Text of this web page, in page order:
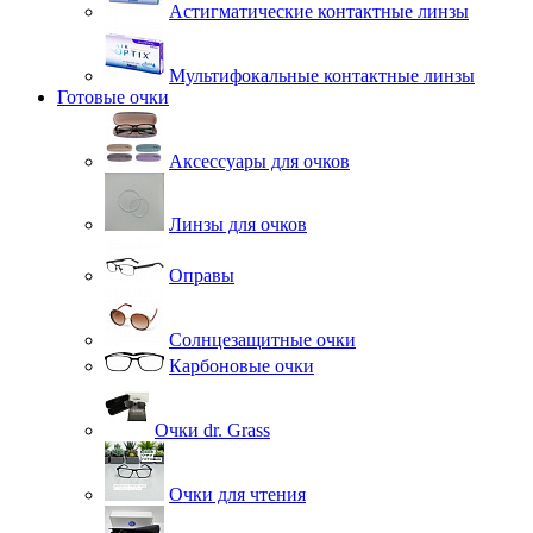
Астигматические контактные линзы
Мультифокальные контактные линзы
Готовые очки
Аксессуары для очков
Линзы для очков
Оправы
Солнцезащитные очки
Карбоновые очки
Очки dr. Grass
Очки для чтения